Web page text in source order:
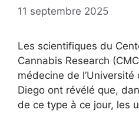
11 septembre 2025
Les scientifiques du
Cannabis Research
médecine de l’Université
Diego ont révélé que,
de ce type à ce jour, les